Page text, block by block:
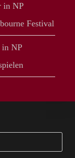
in NP
Festival
NP